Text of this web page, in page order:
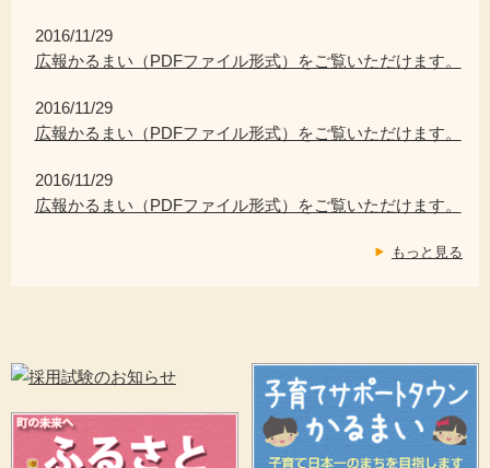
2016/11/29
広報かるまい（PDFファイル形式）をご覧いただけます。
2016/11/29
広報かるまい（PDFファイル形式）をご覧いただけます。
2016/11/29
広報かるまい（PDFファイル形式）をご覧いただけます。
もっと見る